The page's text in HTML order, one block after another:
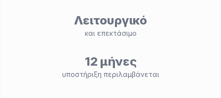
Λειτουργικό
και επεκτάσιμο
12 μήνες
υποστήριξη περιλαμβάνεται